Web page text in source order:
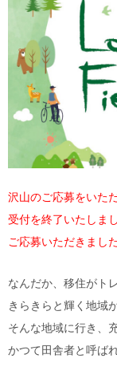
沢山のご応募をいた
受付を終了いたしまし
ご応募いただきまし
なんだか、移住がト
きらきらと輝く地域
そんな地域に行き、
かつて田舎者と呼ば